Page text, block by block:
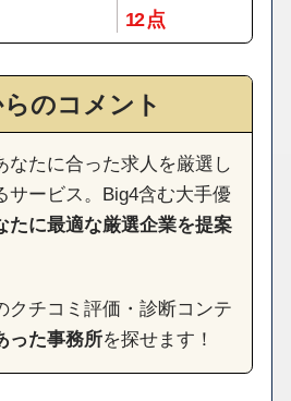
12 点
のコメント
なたに合った求人を厳選し
サービス。Big4含む大手優
たに最適な厳選企業を提案
クチコミ評価・診断コンテ
った事務所を探せます！